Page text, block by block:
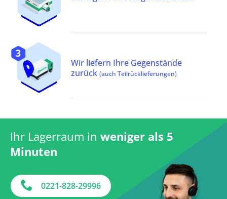
Wir liefern Ihre Gegenstände
zurück (auch Teilrücklieferungen)
Ihr Lagerraum in weniger als 5
Minuten
0221-828-29996